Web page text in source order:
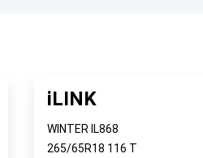
iLINK
WINTER IL868
265/65R18 116 T